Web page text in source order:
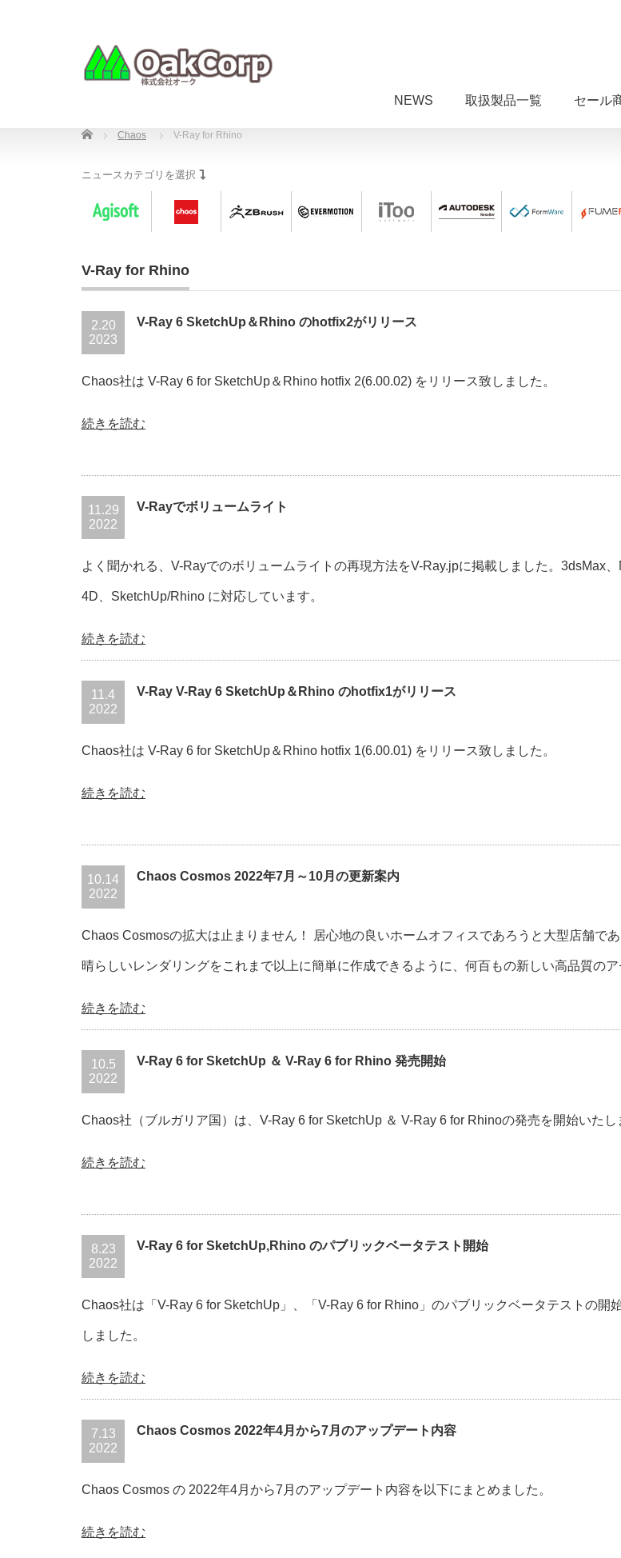
NEWS 取扱製品一覧 セール
Home Chaos V-Ray for Rhino
ニュースカテゴリを選択
V-Ray for Rhino
2.20
2023
V-Ray 6 SketchUp＆Rhino のhotfix2がリリース
Chaos社は V-Ray 6 for SketchUp＆Rhino hotfix 2(6.00.02) をリリース致しました。
続きを読む
11.29
2022
V-Rayでボリュームライト
よく聞かれる、V-Rayでのボリュームライトの再現方法をV-Ray.jpに掲載しました。3dsMax
4D、SketchUp/Rhino に対応しています。
続きを読む
11.4
2022
V-Ray V-Ray 6 SketchUp＆Rhino のhotfix1がリリース
Chaos社は V-Ray 6 for SketchUp＆Rhino hotfix 1(6.00.01) をリリース致しました。
続きを読む
10.14
2022
Chaos Cosmos 2022年7月～10月の更新案内
Chaos Cosmosの拡大は止まりません！ 居心地の良いホームオフィスであろうと大型店舗で
晴らしいレンダリングをこれまで以上に簡単に作成できるように、何百もの新しい高品質のア
続きを読む
10.5
2022
V-Ray 6 for SketchUp ＆ V-Ray 6 for Rhino 発売開始
Chaos社（ブルガリア国）は、V-Ray 6 for SketchUp ＆ V-Ray 6 for Rhinoの発売を開始いたし
続きを読む
8.23
2022
V-Ray 6 for SketchUp,Rhino のパブリックベータテスト開始
Chaos社は「V-Ray 6 for SketchUp」、「V-Ray 6 for Rhino」のパブリックベータテストの開
しました。
続きを読む
7.13
2022
Chaos Cosmos 2022年4月から7月のアップデート内容
Chaos Cosmos の 2022年4月から7月のアップデート内容を以下にまとめました。
続きを読む